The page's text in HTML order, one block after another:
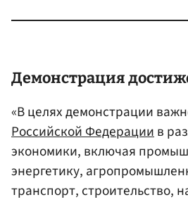
Демонстрация
«В целях демонстрации
Российской Федерациив
экономики, включая
энергетику,
транспорт, строительство,